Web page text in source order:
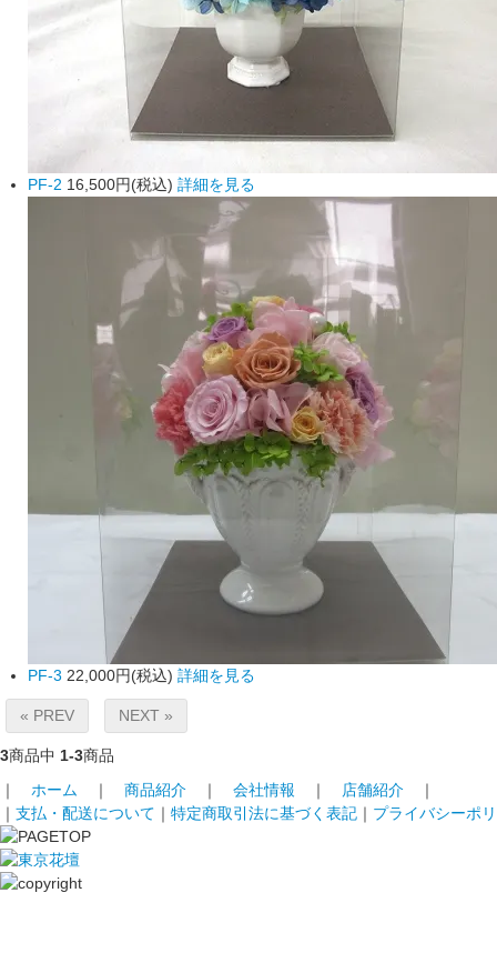
PF-2 16,500円(税込) 詳細を見る
PF-3 22,000円(税込) 詳細を見る
« PREV NEXT »
3商品中 1-3商品
｜ ホーム ｜ 商品紹介 ｜ 会社情報 ｜ 店舗紹介 ｜
｜ 支払・配送について ｜ 特定商取引法に基づく表記 ｜ プライバシーポ